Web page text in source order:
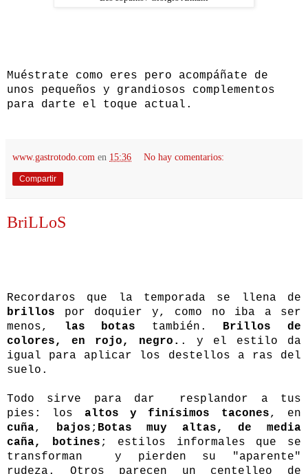
Muéstrate como eres pero acompáñate de
unos pequeños y grandiosos complementos
para darte el toque actual.
www.gastrotodo.com en 15:36 No hay comentarios:
Compartir
BriLLoS
Recordaros que la temporada se llena de
brillos por doquier y, como no iba a ser
menos, las botas también.
Brillos de
colores, en rojo, negro. . y el estilo da
igual para aplicar los destellos a ras del
suelo.
Todo sirve para dar resplandor a tus
pies: los altos y finísimos tacones, en
cuña, bajos ; Botas muy altas, de media
caña, botines ;
estilos informales que se
transforman y pierden su "aparente"
rudeza. Otros parecen un centelleo de